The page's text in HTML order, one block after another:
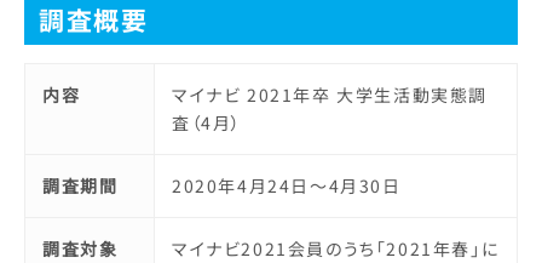
調査概要
内容
マイナビ 2021年卒 大学生活動実態調
査（4月）
調査期間 2020年4月24日～4月30日
調査対象
マイナビ2021会員のうち「2021年春」に